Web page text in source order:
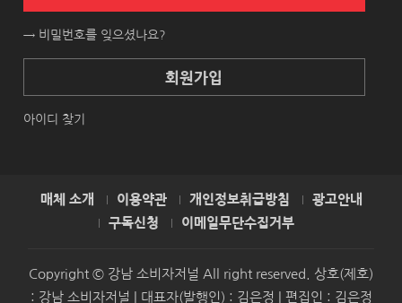
→ 비밀번호를 잊으셨나요?
회원가입
아이디 찾기
매체 소개 이용약관 개인정보취급방침
광고안내
구독신청
이메일무단수집거부
Copyright © 강남 소비자저널 All right reserved. 상호(제호)
: 강남 소비자저널 | 대표자(발행인) : 김은정 | 편집인 : 김은정